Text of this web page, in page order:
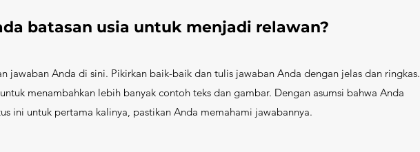
batasan usia untuk menjadi relawan?
jawaban Anda di sini. Pikirkan baik-baik dan tulis jawaban Anda dengan jelas dan ringkas.
menambahkan lebih banyak contoh teks dan gambar. Dengan asumsi bahwa Anda
ini untuk pertama kalinya, pastikan Anda memahami jawabannya.